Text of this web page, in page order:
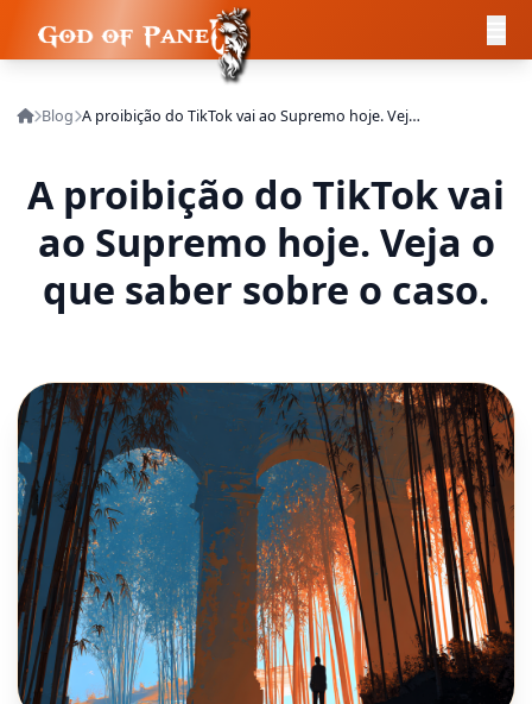
Blog A proibição do TikTok vai ao Supremo hoje. Veja o que saber sobre o caso.
A proibição do TikTok vai
ao Supremo hoje. Veja o
que saber sobre o caso.